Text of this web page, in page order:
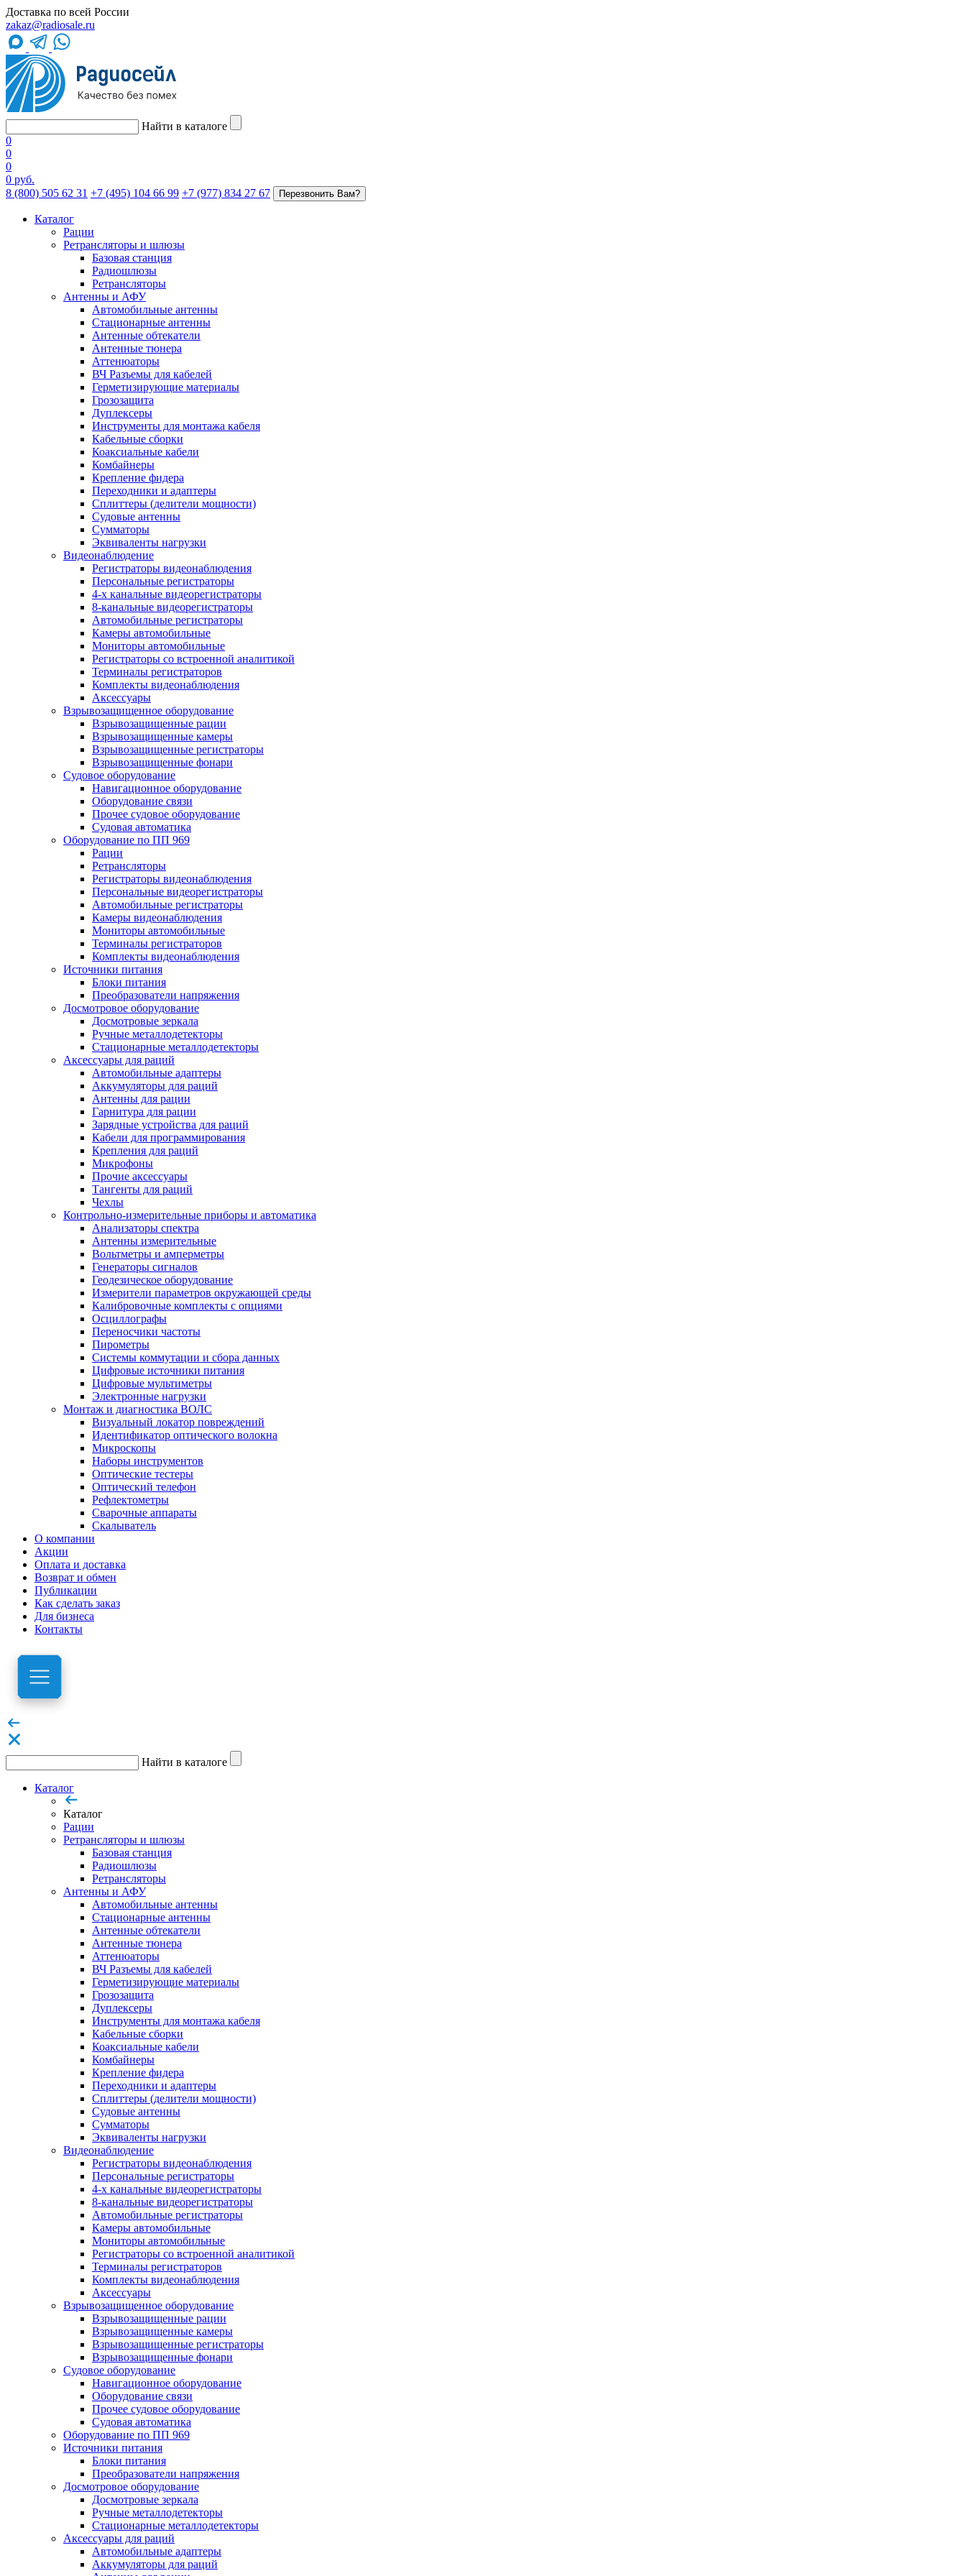
Доставка по всей России
zakaz@radiosale.ru
Найти в каталоге
0
0
0
0 руб.
8 (800) 505 62 31 +7 (495) 104 66 99 +7 (977) 834 27 67 Перезвонить Вам?
Каталог
Рации
Ретрансляторы и шлюзы
Базовая станция
Радиошлюзы
Ретрансляторы
Антенны и АФУ
Автомобильные антенны
Стационарные антенны
Антенные обтекатели
Антенные тюнера
Аттенюаторы
ВЧ Разъемы для кабелей
Герметизирующие материалы
Грозозащита
Дуплексеры
Инструменты для монтажа кабеля
Кабельные сборки
Коаксиальные кабели
Комбайнеры
Крепление фидера
Переходники и адаптеры
Сплиттеры (делители мощности)
Судовые антенны
Сумматоры
Эквиваленты нагрузки
Видеонаблюдение
Регистраторы видеонаблюдения
Персональные регистраторы
4-х канальные видеорегистраторы
8-канальные видеорегистраторы
Автомобильные регистраторы
Камеры автомобильные
Мониторы автомобильные
Регистраторы со встроенной аналитикой
Терминалы регистраторов
Комплекты видеонаблюдения
Аксессуары
Взрывозащищенное оборудование
Взрывозащищенные рации
Взрывозащищенные камеры
Взрывозащищенные регистраторы
Взрывозащищенные фонари
Судовое оборудование
Навигационное оборудование
Оборудование связи
Прочее судовое оборудование
Судовая автоматика
Оборудование по ПП 969
Рации
Ретрансляторы
Регистраторы видеонаблюдения
Персональные видеорегистраторы
Автомобильные регистраторы
Камеры видеонаблюдения
Мониторы автомобильные
Терминалы регистраторов
Комплекты видеонаблюдения
Источники питания
Блоки питания
Преобразователи напряжения
Досмотровое оборудование
Досмотровые зеркала
Ручные металлодетекторы
Стационарные металлодетекторы
Аксессуары для раций
Автомобильные адаптеры
Аккумуляторы для раций
Антенны для рации
Гарнитура для рации
Зарядные устройства для раций
Кабели для программирования
Крепления для раций
Микрофоны
Прочие аксессуары
Тангенты для раций
Чехлы
Контрольно-измерительные приборы и автоматика
Анализаторы спектра
Антенны измерительные
Вольтметры и амперметры
Генераторы сигналов
Геодезическое оборудование
Измерители параметров окружающей среды
Калибровочные комплекты с опциями
Осциллографы
Переносчики частоты
Пирометры
Системы коммутации и сбора данных
Цифровые источники питания
Цифровые мультиметры
Электронные нагрузки
Монтаж и диагностика ВОЛС
Визуальный локатор повреждений
Идентификатор оптического волокна
Микроскопы
Наборы инструментов
Оптические тестеры
Оптический телефон
Рефлектометры
Сварочные аппараты
Скалыватель
О компании
Акции
Оплата и доставка
Возврат и обмен
Публикации
Как сделать заказ
Для бизнеса
Контакты
Найти в каталоге
Каталог
Каталог
Рации
Ретрансляторы и шлюзы
Базовая станция
Радиошлюзы
Ретрансляторы
Антенны и АФУ
Автомобильные антенны
Стационарные антенны
Антенные обтекатели
Антенные тюнера
Аттенюаторы
ВЧ Разъемы для кабелей
Герметизирующие материалы
Грозозащита
Дуплексеры
Инструменты для монтажа кабеля
Кабельные сборки
Коаксиальные кабели
Комбайнеры
Крепление фидера
Переходники и адаптеры
Сплиттеры (делители мощности)
Судовые антенны
Сумматоры
Эквиваленты нагрузки
Видеонаблюдение
Регистраторы видеонаблюдения
Персональные регистраторы
4-х канальные видеорегистраторы
8-канальные видеорегистраторы
Автомобильные регистраторы
Камеры автомобильные
Мониторы автомобильные
Регистраторы со встроенной аналитикой
Терминалы регистраторов
Комплекты видеонаблюдения
Аксессуары
Взрывозащищенное оборудование
Взрывозащищенные рации
Взрывозащищенные камеры
Взрывозащищенные регистраторы
Взрывозащищенные фонари
Судовое оборудование
Навигационное оборудование
Оборудование связи
Прочее судовое оборудование
Судовая автоматика
Оборудование по ПП 969
Источники питания
Блоки питания
Преобразователи напряжения
Досмотровое оборудование
Досмотровые зеркала
Ручные металлодетекторы
Стационарные металлодетекторы
Аксессуары для раций
Автомобильные адаптеры
Аккумуляторы для раций